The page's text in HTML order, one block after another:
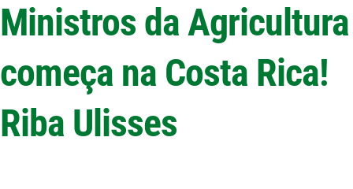
Ministros da Agricultura
começa na Costa Rica!
Riba Ulisses